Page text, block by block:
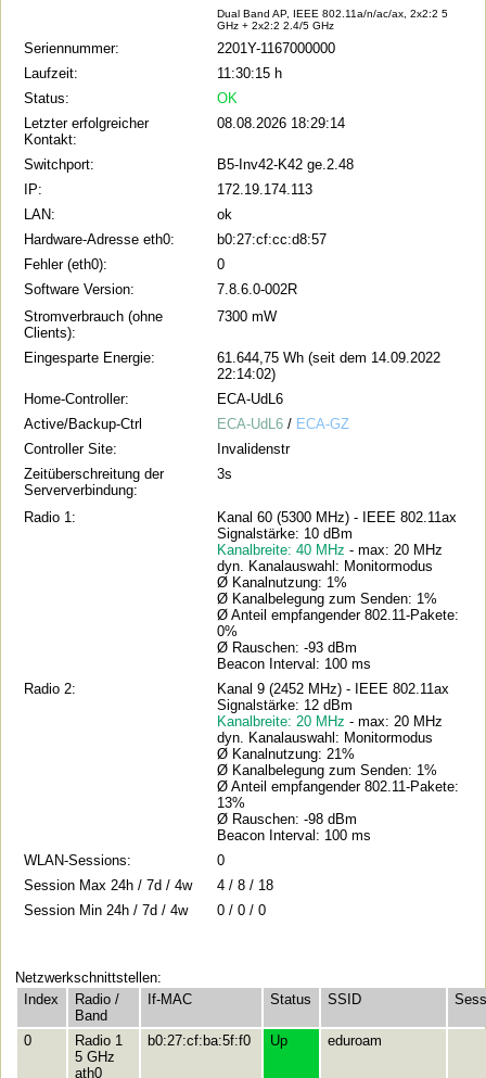
Dual Band AP, IEEE 802.11a/n/ac/ax, 2x2:2 5
GHz + 2x2:2 2.4/5 GHz
Seriennummer:
2201Y-1167000000
Laufzeit:
11:30:15 h
Status:
OK
Letzter erfolgreicher
Kontakt:
08.08.2026 18:29:14
Switchport:
B5-Inv42-K42 ge.2.48
IP:
172.19.174.113
LAN:
ok
Hardware-Adresse eth0:
b0:27:cf:cc:d8:57
Fehler (eth0):
0
Software Version:
7.8.6.0-002R
Stromverbrauch (ohne
Clients):
7300 mW
Eingesparte Energie:
61.644,75 Wh (seit dem 14.09.2022
22:14:02)
Home-Controller:
ECA-UdL6
Active/Backup-Ctrl
ECA-UdL6 / ECA-GZ
Controller Site:
Invalidenstr
Zeitüberschreitung der
Serververbindung:
3s
Radio 1:
Kanal 60 (5300 MHz) - IEEE 802.11ax
Signalstärke: 10 dBm
Kanalbreite: 40 MHz- max: 20 MHz
dyn. Kanalauswahl: Monitormodus
Ø Kanalnutzung: 1%
Ø Kanalbelegung zum Senden: 1%
Ø Anteil empfangender 802.11-Pakete:
0%
Ø Rauschen: -93 dBm
Beacon Interval: 100 ms
Radio 2:
Kanal 9 (2452 MHz) - IEEE 802.11ax
Signalstärke: 12 dBm
Kanalbreite: 20 MHz- max: 20 MHz
dyn. Kanalauswahl: Monitormodus
Ø Kanalnutzung: 21%
Ø Kanalbelegung zum Senden: 1%
Ø Anteil empfangender 802.11-Pakete:
13%
Ø Rauschen: -98 dBm
Beacon Interval: 100 ms
WLAN-Sessions:
0
Session Max 24h / 7d / 4w
4 / 8 / 18
Session Min 24h / 7d / 4w
0 / 0 / 0
Netzwerkschnittstellen:
Index
Radio /
Band
If-MAC Status SSID
0
Radio 1
5 GHz
ath0
b0:27:cf:ba:5f:f0 Up eduroam